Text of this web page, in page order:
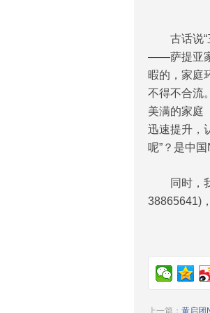
古话说“三
――萨提亚家
暇的，家庭
不得不合流
美满的家庭
迅速提升，
呢”？是中
同时，我
38865641)
上一篇： 黄启团